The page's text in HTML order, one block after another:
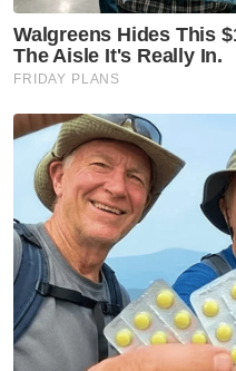
Menerusi kenyataan
Hassan dengan
penduduk Palestin.
Artikel Berkaitan:
Kempen Pepsodent
meriahkan bahang
Pengadil England
Dunia atas faktor
Pemain Mesir tuduh
Beliau